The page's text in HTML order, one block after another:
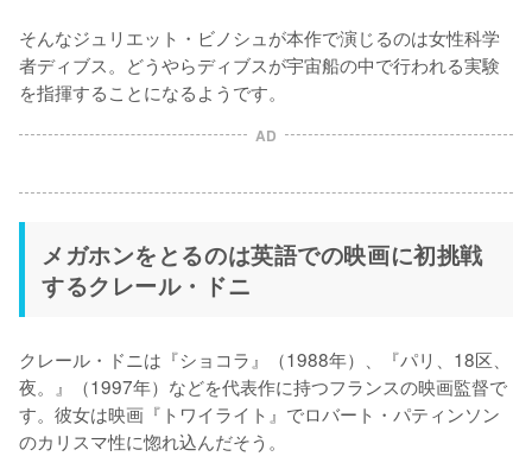
そんなジュリエット・ビノシュが本作で演じるのは女性科学
者ディブス。どうやらディブスが宇宙船の中で行われる実験
を指揮することになるようです。
AD
メガホンをとるのは英語での映画に初挑戦
するクレール・ドニ
クレール・ドニは『ショコラ』（1988年）、『パリ、18区、
夜。』（1997年）などを代表作に持つフランスの映画監督で
す。彼女は映画『トワイライト』でロバート・パティンソン
のカリスマ性に惚れ込んだそう。